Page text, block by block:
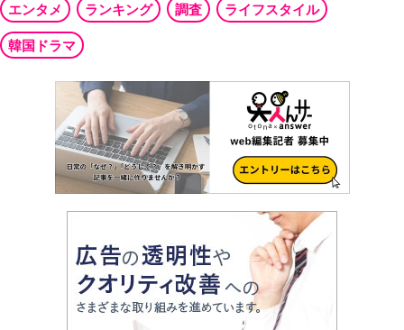
エンタメ
ランキング 調査 ライフスタイル
韓国ドラマ